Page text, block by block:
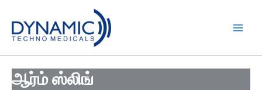
content
ஆர்ம் ஸ்லிங்